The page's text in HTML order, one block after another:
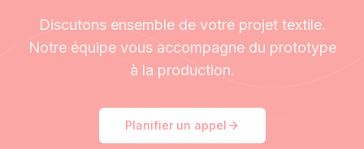
Discutons ensemble de votre projet textile.
Notre équipe vous accompagne du prototype
à la production.
Planifier un appel